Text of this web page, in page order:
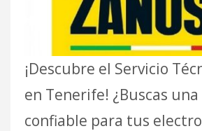
¡Descubre el Servicio
en Tenerife! ¿Buscas
confiable para tus